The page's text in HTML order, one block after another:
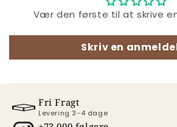
Vær den første til at skrive
Skriv en
Fri Fragt
Levering 3-4 dage